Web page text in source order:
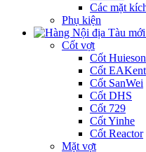
Các mặt
Phụ kiện
Cốt vợt
Cốt Huieson
Cốt EAKent
Cốt SanWei
Cốt DHS
Cốt 729
Cốt Yinhe
Cốt Reactor
Mặt vợt